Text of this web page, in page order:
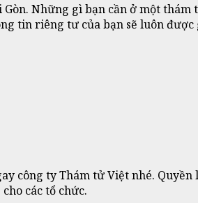
Những gì bạn cần ở một
tin riêng tư của bạn sẽ luôn
công ty Thám tử Việt nhé.
các tổ chức.